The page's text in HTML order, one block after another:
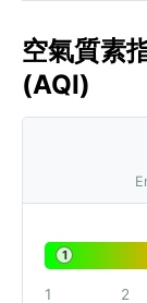
空氣質素
(AQI)
1
1 2